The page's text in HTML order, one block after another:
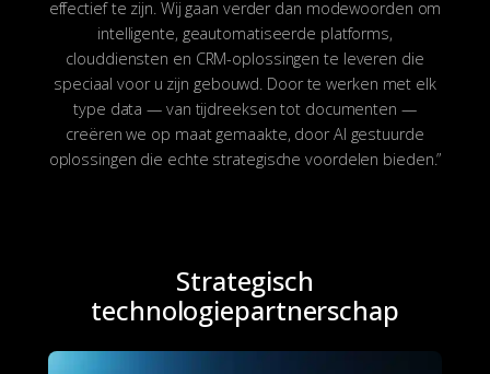
effectief te zijn. Wij gaan verder dan modewoorden om
intelligente, geautomatiseerde platforms,
clouddiensten en CRM-oplossingen te leveren die
speciaal voor u zijn gebouwd. Door te werken met elk
type data — van tijdreeksen tot documenten —
creëren we op maat gemaakte, door AI gestuurde
oplossingen die echte strategische voordelen bieden.”
Strategisch
technologiepartnerschap